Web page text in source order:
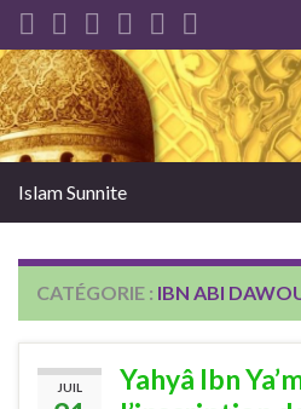
Search for:
Islam Sunnite
CATÉGORIE : IBN ABI
JUIL
Yahyâ Ibn